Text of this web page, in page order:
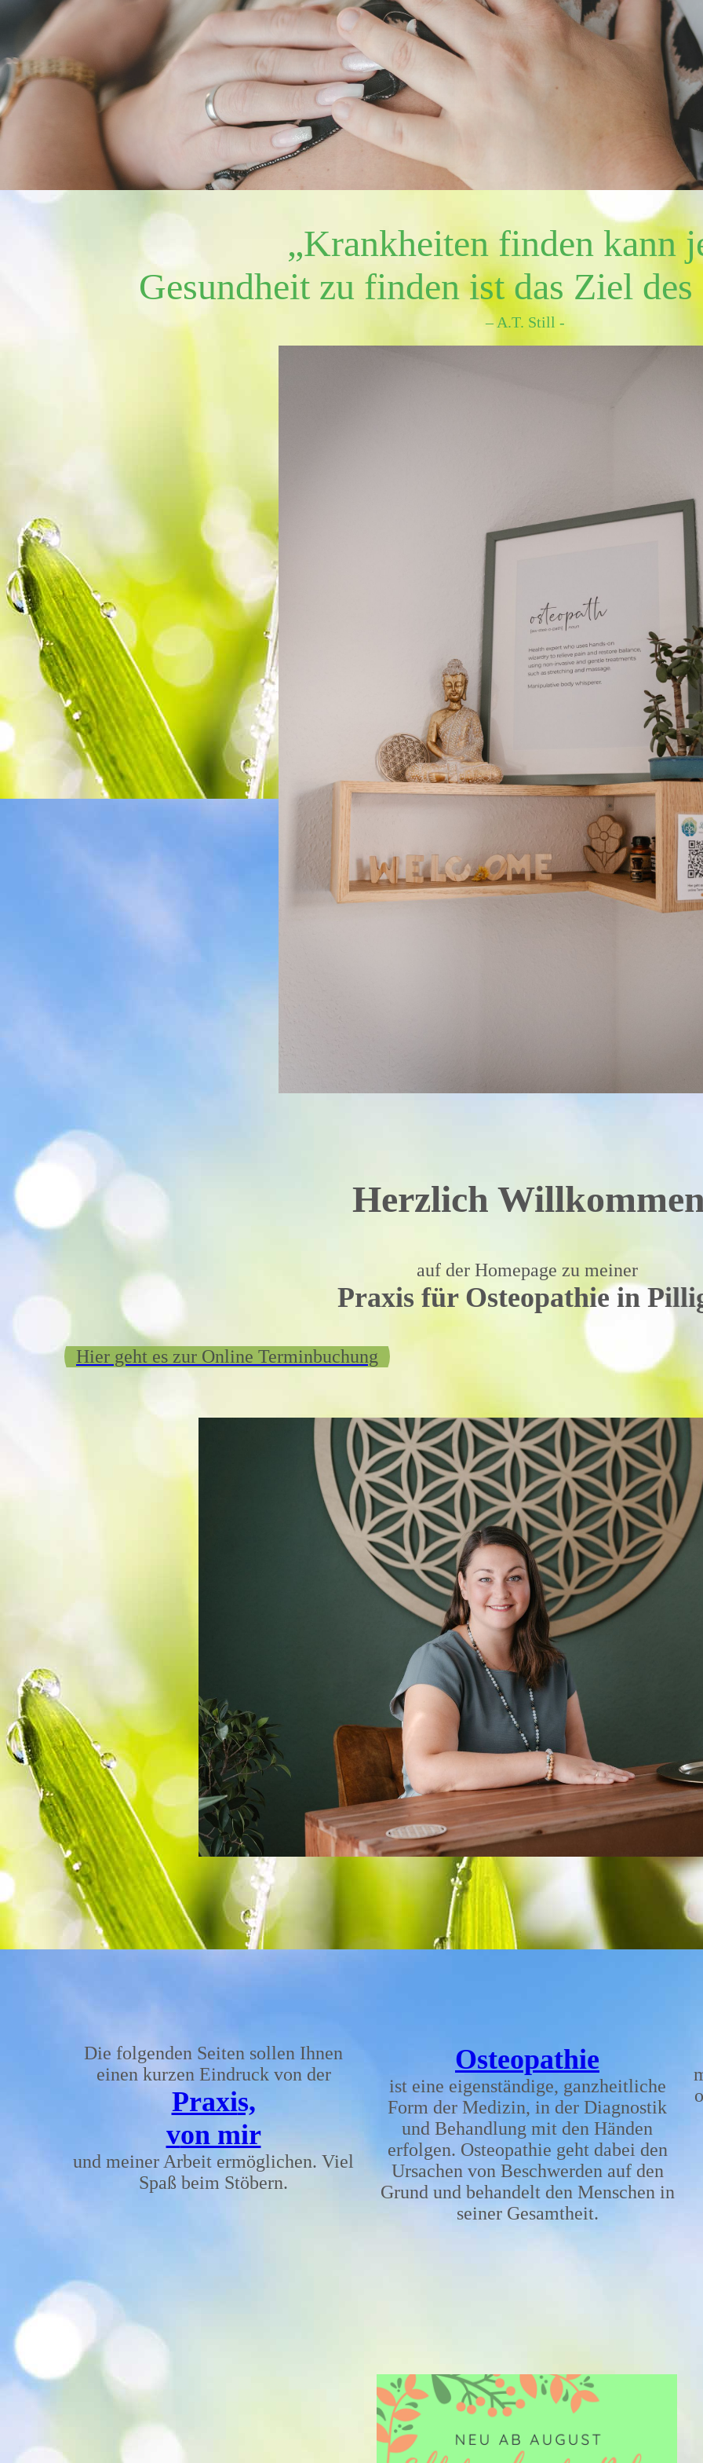
„Krankheiten finden kann
Gesundheit zu finden ist das Ziel des
– A.T. Still -
Herzlich
auf der Homepage zu meiner
Praxis für Osteopathiein
Hier geht es zur Online Terminbuchung
Die folgenden Seiten sollen Ihnen
einen kurzen Eindruck von der
Praxis,
von mir
und meiner Arbeit ermöglichen. Viel
Spaß beim Stöbern.
Osteopathie
ist eine eigenständige, ganzheitliche
Form der Medizin, in der Diagnostik
und Behandlung mit den Händen
erfolgen. Osteopathie geht dabei den
Ursachen von Beschwerden auf den
Grund und behandelt den Menschen in
seiner Gesamtheit.